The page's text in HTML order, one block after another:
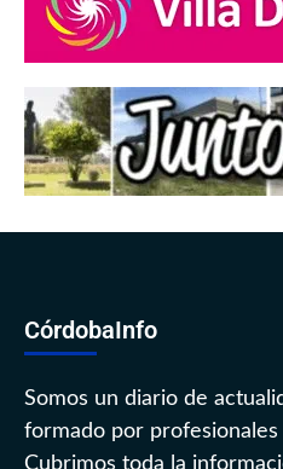
CórdobaInfo
Somos un diario de
formado por
Cubrimos toda la